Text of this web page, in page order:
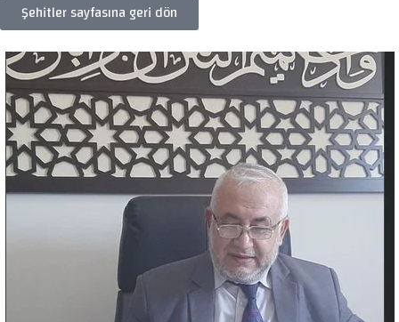
Şehitler sayfasına geri dön